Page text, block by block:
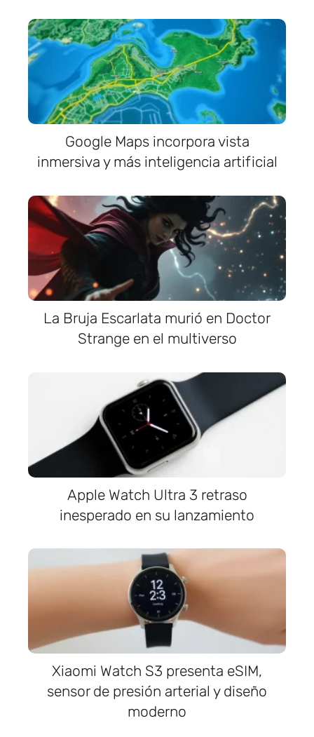
Google Maps incorpora vista
inmersiva y más inteligencia artificial
La Bruja Escarlata murió en Doctor
Strange en el multiverso
Apple Watch Ultra 3 retraso
inesperado en su lanzamiento
Xiaomi Watch S3 presenta eSIM,
sensor de presión arterial y diseño
moderno